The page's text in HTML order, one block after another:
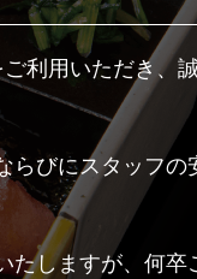
利用いただき、
らびにスタッフ
たしますが、何卒